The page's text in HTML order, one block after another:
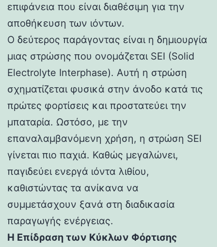
επιφάνεια που είναι διαθέσιμη για την
αποθήκευση των ιόντων.
Ο δεύτερος παράγοντας είναι η δημιουργία
μιας στρώσης που ονομάζεται SEI (Solid
Electrolyte Interphase). Αυτή η στρώση
σχηματίζεται φυσικά στην άνοδο κατά τις
πρώτες φορτίσεις και προστατεύει την
μπαταρία. Ωστόσο, με την
επαναλαμβανόμενη χρήση, η στρώση SEI
γίνεται πιο παχιά. Καθώς μεγαλώνει,
παγιδεύει ενεργά ιόντα λιθίου,
καθιστώντας τα ανίκανα να
συμμετάσχουν ξανά στη διαδικασία
παραγωγής ενέργειας.
Η Επίδραση των Κύκλων Φόρτισης